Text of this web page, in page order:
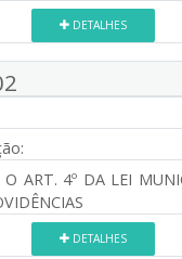
DETALHES
O ART. 4º DA LEI
DETALHES